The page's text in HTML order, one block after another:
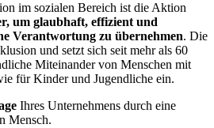
im sozialen Bereich ist die Aktion
um glaubhaft, effizient und
Verantwortung zu übernehmen. Die
und setzt sich seit mehr als 60
Miteinander von Menschen mit
für Kinder und Jugendliche ein.
Ihres Unternehmens durch eine
Mensch.